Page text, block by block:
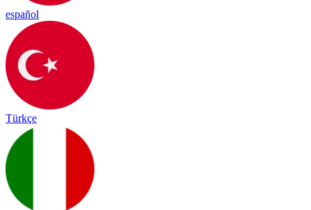
español
Türkçe